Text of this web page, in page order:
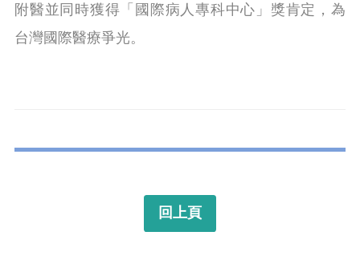
附醫並同時獲得「國際病人專科中心」獎肯定，為
台灣國際醫療爭光。
回上頁